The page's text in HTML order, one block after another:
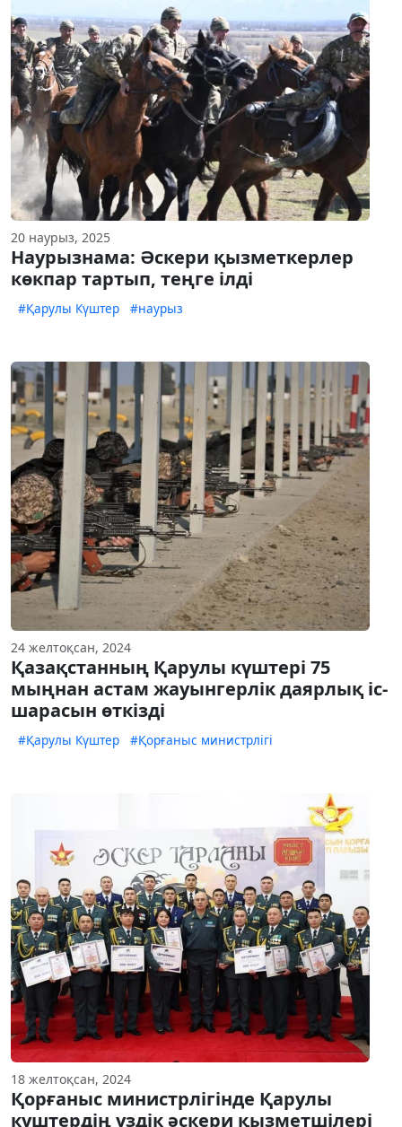
20 наурыз, 2025
Наурызнама: Әскери қызметкерлер
көкпар тартып, теңге ілді
#Қарулы Күштер #наурыз
24 желтоқсан, 2024
Қазақстанның Қарулы күштері 75
мыңнан астам жауынгерлік даярлық іс-
шарасын өткізді
#Қарулы Күштер #Қорғаныс министрлігі
18 желтоқсан, 2024
Қорғаныс министрлігінде Қарулы
күштердің үздік әскери қызметшілері